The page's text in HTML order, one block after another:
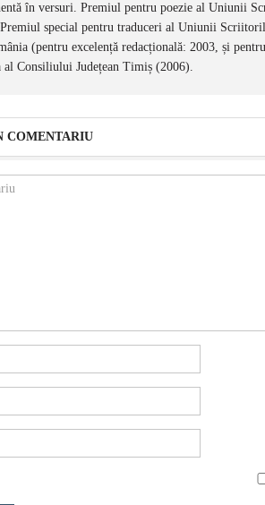
în versuri. Premiul pentru poezie al Uniunii
special pentru traduceri al Uniunii
(pentru excelență redacțională: 2003, și
al Consiliului Județean Timiș (2006).
COMENTARIU